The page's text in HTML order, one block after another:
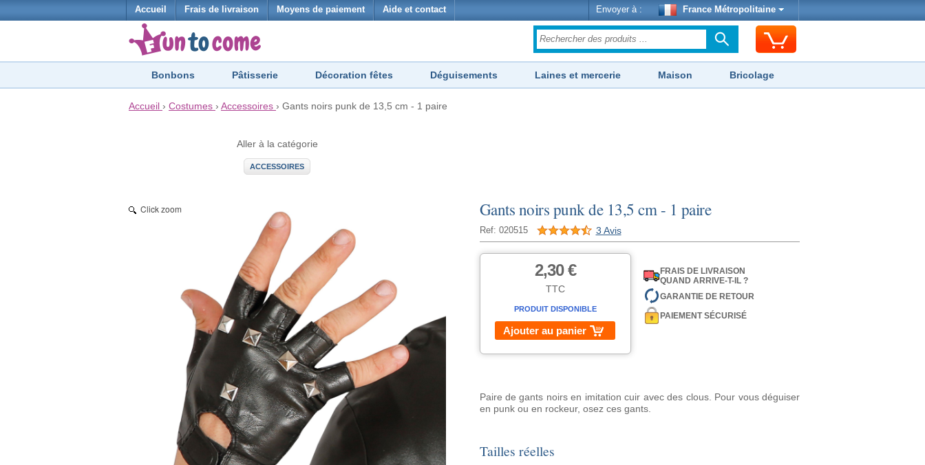
Accueil Frais de livraison Moyens de paiement Aide et contact Envoyer à : France Métropolitaine
Bonbons Pâtisserie Décoration fêtes Déguisements Laines et mercerie Maison Bricolage
Accueil › Costumes › Accessoires › Gants noirs punk de 13,5 cm - 1 paire
Aller à la catégorie
ACCESSOIRES
Gants noirs punk de 13,5 cm - 1 paire
Ref: 020515 3 Avis
Click zoom
2,30 €
TTC
PRODUIT DISPONIBLE
Ajouter au panier
FRAIS DE LIVRAISON
QUAND ARRIVE-T-IL ?
GARANTIE DE RETOUR
PAIEMENT SÉCURISÉ
Paire de gants noirs en imitation cuir avec des clous. Pour vous déguiser
en punk ou en rockeur, osez ces gants.
Tailles réelles